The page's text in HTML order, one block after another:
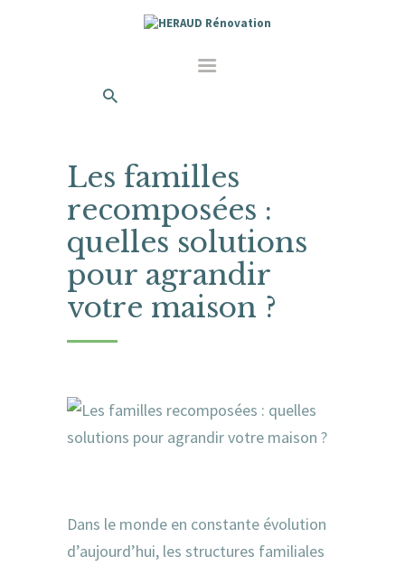
Les familles
recomposées :
quelles solutions
pour agrandir
votre maison ?
Dans le monde en constante évolution
d’aujourd’hui, les structures familiales